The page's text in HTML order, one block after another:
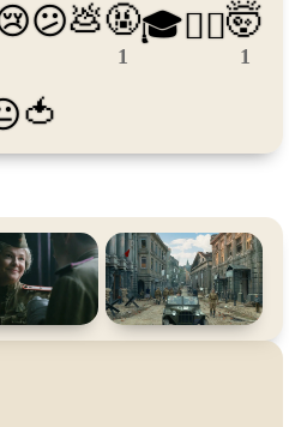
Роуд-муви
Стимпанк
Турецкий сериал
TeleSynch
😕💩🤬
1
🎓😵‍💫🤯
1
🍅